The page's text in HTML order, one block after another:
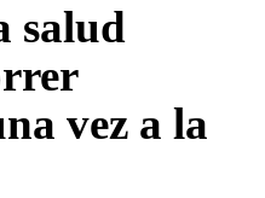
salud
vez a la